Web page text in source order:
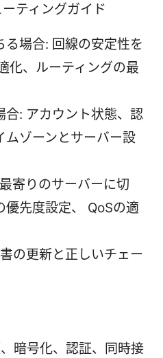
ティングガイド
場合: 回線の安定性を
化、ルーティングの最
合: アカウント状態、認
ムゾーンとサーバー設
寄りのサーバーに切
優先度設定、 QoSの適
の更新と正しいチェー
暗号化、認証、同時接